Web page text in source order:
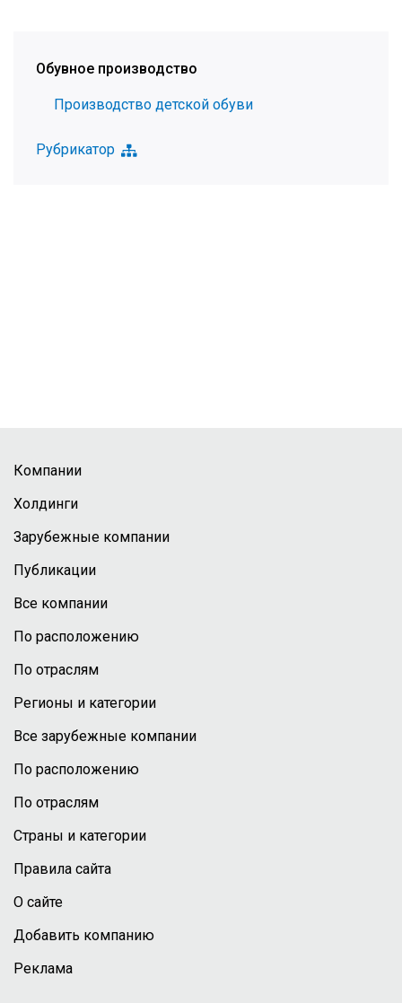
Обувное производство
Производство детской обуви
Рубрикатор
Компании
Холдинги
Зарубежные компании
Публикации
Все компании
По расположению
По отраслям
Регионы и категории
Все зарубежные компании
По расположению
По отраслям
Страны и категории
Правила сайта
О сайте
Добавить компанию
Реклама